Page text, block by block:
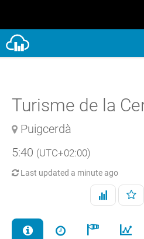
Turisme de la
Puigcerdà
5:40 (UTC+02:00)
Last updated a minute ago